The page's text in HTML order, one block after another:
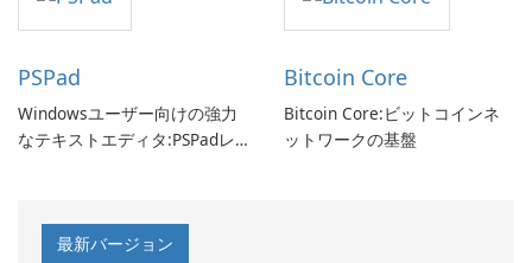
PSPad
Windowsユーザー向けの強力
なテキストエディタ:PSPadレ
Bitcoin Core
Bitcoin Core:ビットコインネ
ットワークの基盤
最新バージョン